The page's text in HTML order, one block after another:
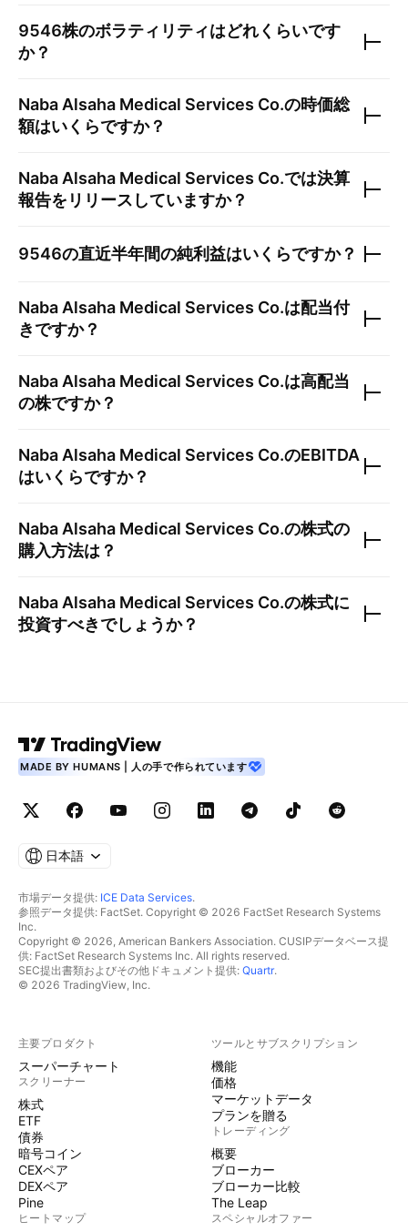
9546株のボラティリティはどれくらいです
か？
Naba Alsaha Medical Services Co.の時価総
額はいくらですか？
Naba Alsaha Medical Services Co.では決算
報告をリリースしていますか？
9546の直近半年間の純利益はいくらですか？
Naba Alsaha Medical Services Co.は配当付
きですか？
Naba Alsaha Medical Services Co.は高配当
の株ですか？
Naba Alsaha Medical Services Co.のEBITDA
はいくらですか？
Naba Alsaha Medical Services Co.の株式の
購入方法は？
Naba Alsaha Medical Services Co.の株式に
投資すべきでしょうか？
MADE BY HUMANS | 人の手で作られています
日本語
市場データ提供: ICE Data Services.
参照データ提供: FactSet. Copyright © 2026 FactSet Research Systems
Inc.
Copyright © 2026, American Bankers Association. CUSIPデータベース提
供: FactSet Research Systems Inc. All rights reserved.
SEC提出書類およびその他ドキュメント提供: Quartr.
© 2026 TradingView, Inc.
主要プロダクト
スーパーチャート
スクリーナー
株式
ETF
債券
暗号コイン
CEXペア
DEXペア
Pine
ヒートマップ
ツールとサブスクリプション
機能
価格
マーケットデータ
プランを贈る
トレーディング
概要
ブローカー
ブローカー比較
The Leap
スペシャルオファー